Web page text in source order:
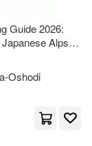
Guide 2026:
Alps
Trails, Hidden
Adventures
Oshodi